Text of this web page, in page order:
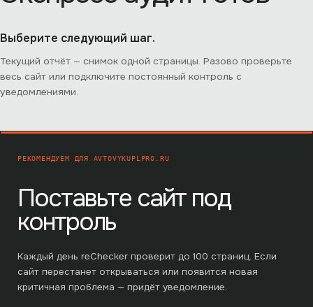
Выберите следующий шаг.
Текущий отчёт — снимок одной страницы. Разово проверьте
весь сайт или подключите постоянный контроль с
уведомлениями.
РЕКОМЕНДУЕМ ДЛЯ AVTOVYKUPLPRO.RU
Поставьте сайт под
контроль
Каждый день reChecker проверит до 100 страниц. Если
сайт перестанет открываться или появится новая
критичная проблема — придёт уведомление.